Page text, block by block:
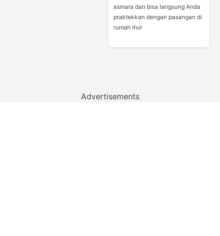
asmara dan bisa langsung Anda
praktekkan dengan pasangan di
rumah lho!
Advertisements